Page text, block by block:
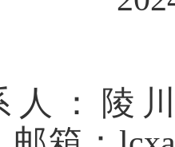
人：陵